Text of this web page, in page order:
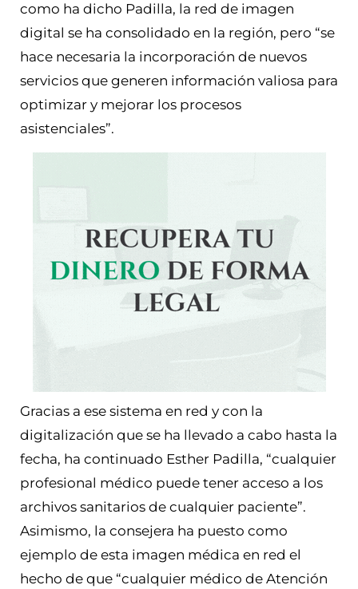
como ha dicho Padilla, la red de imagen
digital se ha consolidado en la región, pero “se
hace necesaria la incorporación de nuevos
servicios que generen información valiosa para
optimizar y mejorar los procesos
asistenciales”.
Gracias a ese sistema en red y con la
digitalización que se ha llevado a cabo hasta la
fecha, ha continuado Esther Padilla, “cualquier
profesional médico puede tener acceso a los
archivos sanitarios de cualquier paciente”.
Asimismo, la consejera ha puesto como
ejemplo de esta imagen médica en red el
hecho de que “cualquier médico de Atención